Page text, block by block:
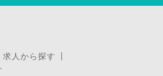
人から探す